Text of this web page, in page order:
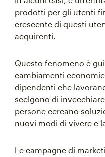
prodotti per gli utenti
crescente di questi
acquirenti.
Questo fenomeno è
cambiamenti
dipendenti che
scelgono di
persone cercano
nuovi modi di vivere e
Le campagne di